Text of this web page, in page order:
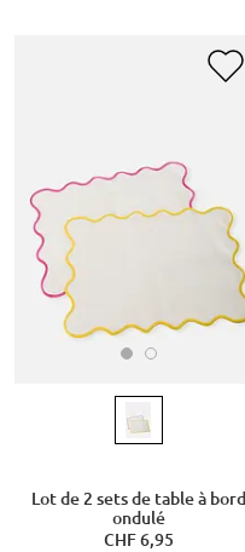
Lot de 2 sets de table à bord
ondulé
CHF 6,95